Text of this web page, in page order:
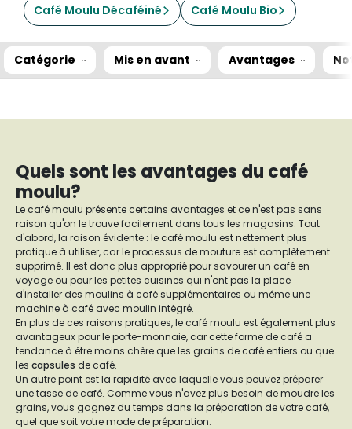
Café Moulu Décaféiné Café Moulu Bio
Catégorie Mis en avant Avantages
Quels sont les avantages du café
moulu?
Le café moulu présente certains avantages et ce n'est pas sans
raison qu'on le trouve facilement dans tous les magasins. Tout
d'abord, la raison évidente : le café moulu est nettement plus
pratique à utiliser, car le processus de mouture est complètement
supprimé. Il est donc plus approprié pour savourer un café en
voyage ou pour les petites cuisines qui n'ont pas la place
d'installer des moulins à café supplémentaires ou même une
machine à café avec moulin intégré.
En plus de ces raisons pratiques, le café moulu est également plus
avantageux pour le porte-monnaie, car cette forme de café a
tendance à être moins chère que les grains de café entiers ou que
les capsules de café.
Un autre point est la rapidité avec laquelle vous pouvez préparer
une tasse de café. Comme vous n'avez plus besoin de moudre les
grains, vous gagnez du temps dans la préparation de votre café,
quel que soit votre mode de préparation.